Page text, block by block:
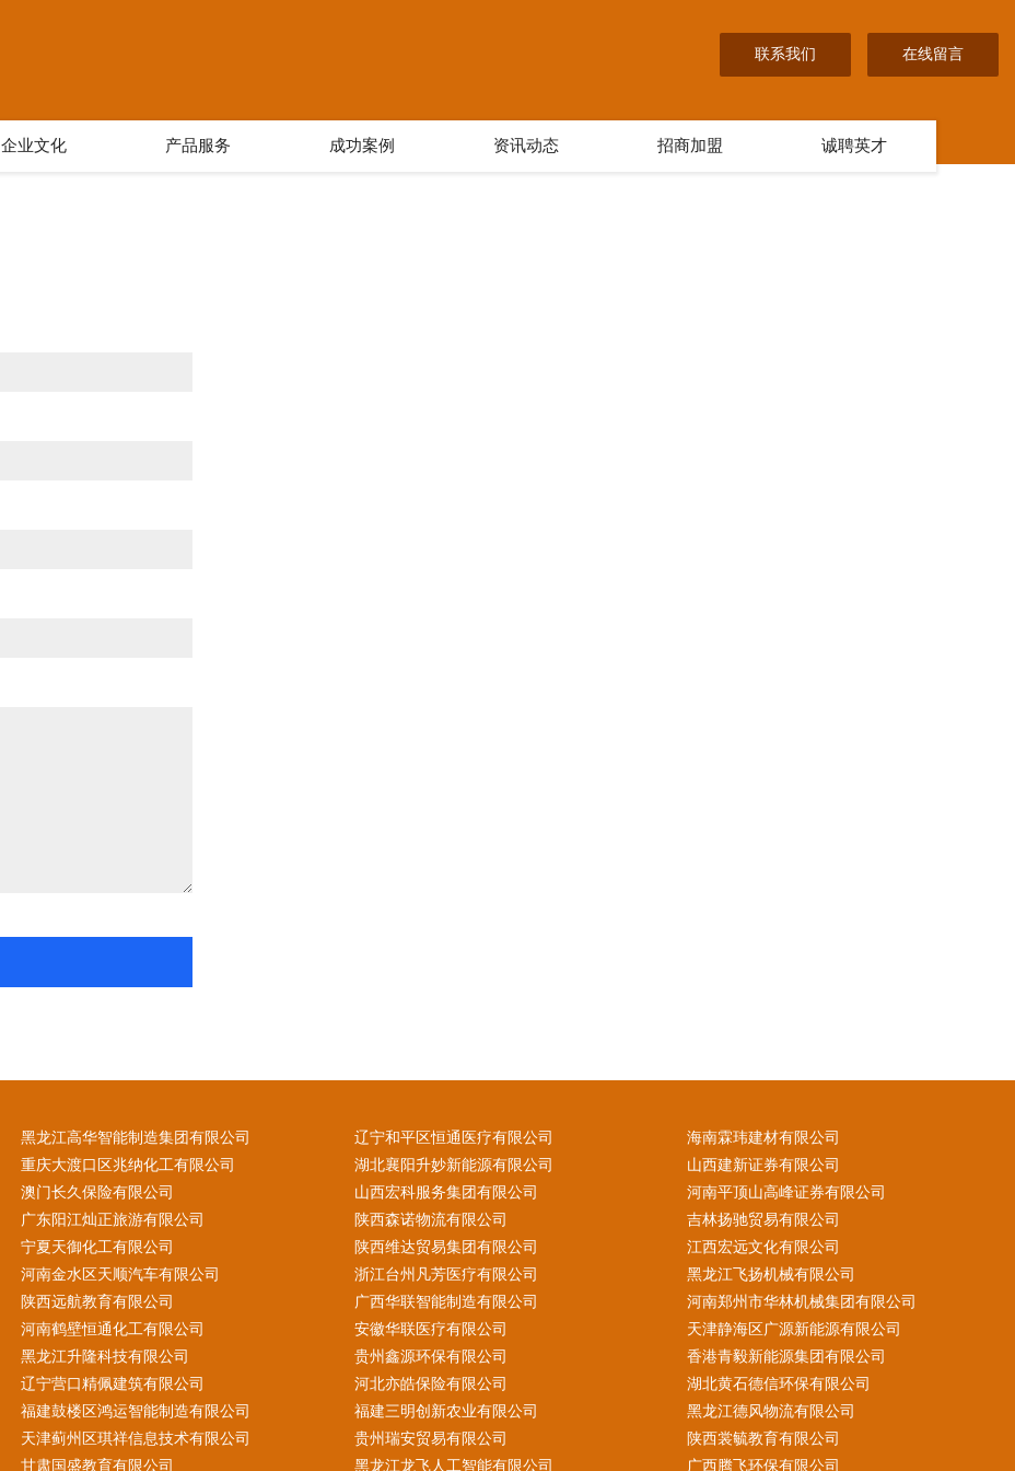
联系我们 在线留言
企业文化 产品服务 成功案例 资讯动态 招商加盟 诚聘英才
黑龙江高华智能制造集团有限公司 辽宁和平区恒通医疗有限公司
海南霖玮建材有限公司
重庆大渡口区兆纳化工有限公司
湖北襄阳升妙新能源有限公司
山西建新证券有限公司
澳门长久保险有限公司
山西宏科服务集团有限公司
河南平顶山高峰证券有限公司
广东阳江灿正旅游有限公司
陕西森诺物流有限公司
吉林扬驰贸易有限公司
宁夏天御化工有限公司
陕西维达贸易集团有限公司
江西宏远文化有限公司
河南金水区天顺汽车有限公司
浙江台州凡芳医疗有限公司
黑龙江飞扬机械有限公司
陕西远航教育有限公司
广西华联智能制造有限公司
河南郑州市华林机械集团有限公司
河南鹤壁恒通化工有限公司
安徽华联医疗有限公司
天津静海区广源新能源有限公司
黑龙江升隆科技有限公司
贵州鑫源环保有限公司
香港青毅新能源集团有限公司
辽宁营口精佩建筑有限公司
河北亦皓保险有限公司
湖北黄石德信环保有限公司
福建鼓楼区鸿运智能制造有限公司
福建三明创新农业有限公司
黑龙江德风物流有限公司
天津蓟州区琪祥信息技术有限公司
贵州瑞安贸易有限公司
陕西裳毓教育有限公司
甘肃国盛教育有限公司
黑龙江龙飞人工智能有限公司 广西腾飞环保有限公司